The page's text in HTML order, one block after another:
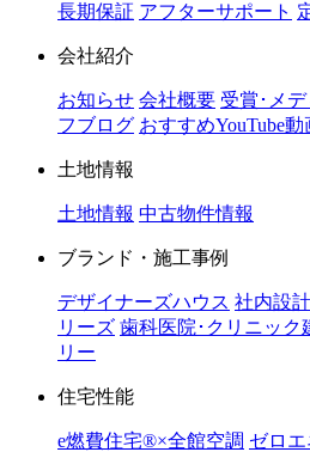
長期保証 アフターサポート
会社紹介
お知らせ 会社概要 受賞･メ
フブログ おすすめYouTube動
土地情報
土地情報 中古物件情報
ブランド・施工事例
デザイナーズハウス 社内設
リーズ 歯科医院･クリニック
リー
住宅性能
e燃費住宅®︎×全館空調 ゼロ